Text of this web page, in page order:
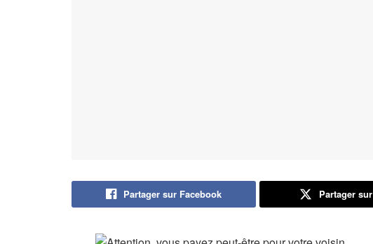
Partager sur Facebook Partager